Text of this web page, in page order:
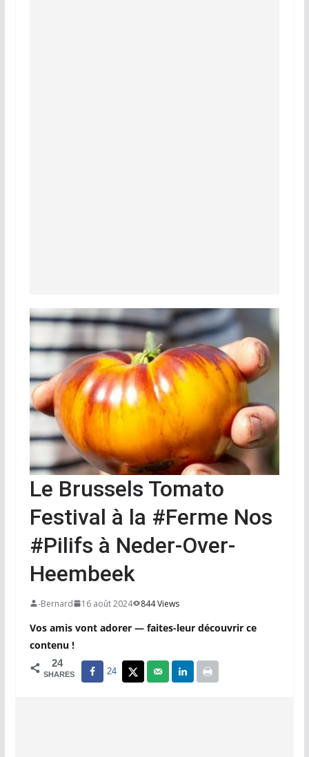
Le Brussels Tomato
Festival à la #Ferme Nos
#Pilifs à Neder-Over-
Heembeek
-Bernard 16 août 2024 844 Views
Vos amis vont adorer — faites-leur découvrir ce
contenu !
24
SHARES 24